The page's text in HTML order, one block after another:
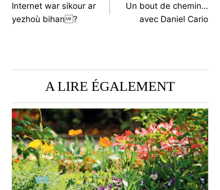
DE
Internet war sikour ar
yezhoù bihan?
Un bout de chemin…
avec Daniel Cario
A LIRE ÉGALEMENT